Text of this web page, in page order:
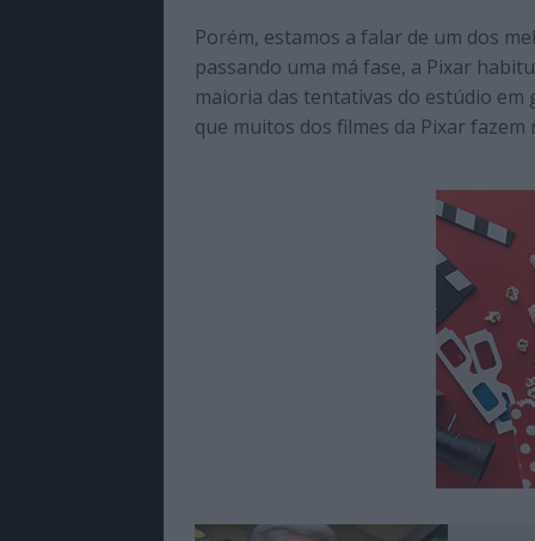
Porém, estamos a falar de um dos
passando uma má fase, a Pixar
maioria das tentativas do estúdio
que muitos dos filmes da Pixar